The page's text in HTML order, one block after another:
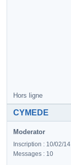
Hors ligne
CYMEDE
Moderator
Inscription : 10/02/14
Messages : 10